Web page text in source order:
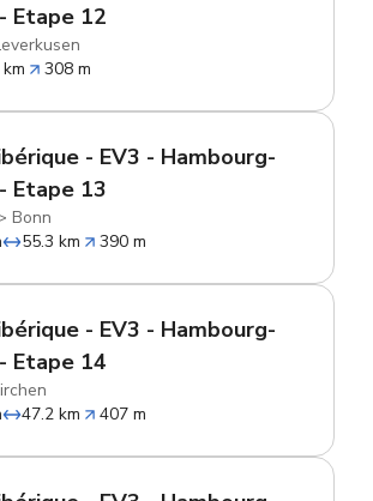
Etape 12
308 m
- EV3 - Hambourg-
Etape 13
Bonn
55.3 km 390 m
- EV3 - Hambourg-
Etape 14
47.2 km 407 m